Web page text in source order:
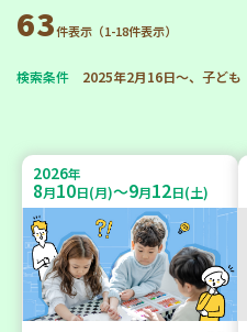
63件表示（1-18件表示）
検索条件 2025年2月16日～、子ども
2026年
8月10日(月)～9月12日(土)